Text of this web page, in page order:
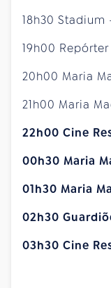
18h30 Stadium
19h00
20h00 Maria
21h00 Maria
22h00 Cine
00h30 Maria
01h30 Maria
02h30
03h30 Cine